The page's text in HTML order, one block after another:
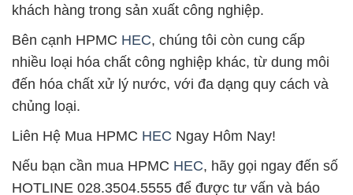
khách hàng trong sản xuất công nghiệp.
Bên cạnh HPMC HEC, chúng tôi còn cung cấp
nhiều loại hóa chất công nghiệp khác, từ dung môi
đến hóa chất xử lý nước, với đa dạng quy cách và
chủng loại.
Liên Hệ Mua HPMC HEC Ngay Hôm Nay!
Nếu bạn cần mua HPMC HEC, hãy gọi ngay đến số
HOTLINE 028.3504.5555 để được tư vấn và báo